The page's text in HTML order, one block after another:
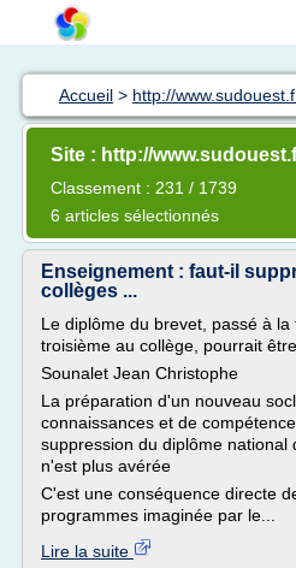
Accueil > http://
Site : http://
Classement : 231 / 1739
6 articles sélectionnés
Enseignement : faut-il
collèges ...
Le diplôme du brevet, passé à
troisième au collège, pourrait
Sounalet Jean Christophe
La préparation d'un nouveau
connaissances et de
suppression du diplôme national
n'est plus avérée
C'est une conséquence directe
programmes imaginée par le...
Lire la suite